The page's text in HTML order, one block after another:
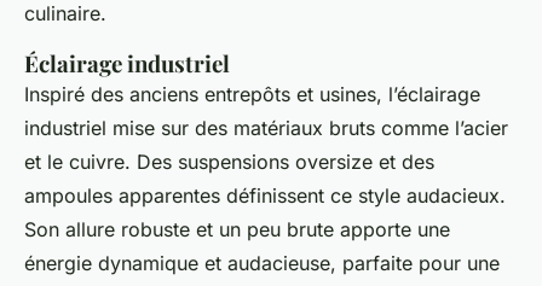
culinaire.
Éclairage industriel
Inspiré des anciens entrepôts et usines, l’éclairage
industriel mise sur des matériaux bruts comme l’acier
et le cuivre. Des suspensions oversize et des
ampoules apparentes définissent ce style audacieux.
Son allure robuste et un peu brute apporte une
énergie dynamique et audacieuse, parfaite pour une